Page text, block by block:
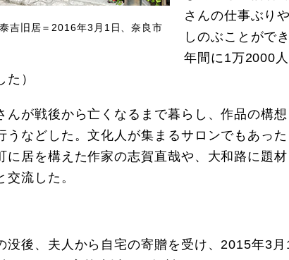
吉旧居＝2016年3月1日、奈良市
さんの仕事ぶり
しのぶことがで
年間に1万2000
）
が戦後から亡くなるまで暮らし、作品の構想
うなどした。文化人が集まるサロンでもあった
に居を構えた作家の志賀直哉や、大和路に題
流した。
後、夫人から自宅の寄贈を受け、2015年3月